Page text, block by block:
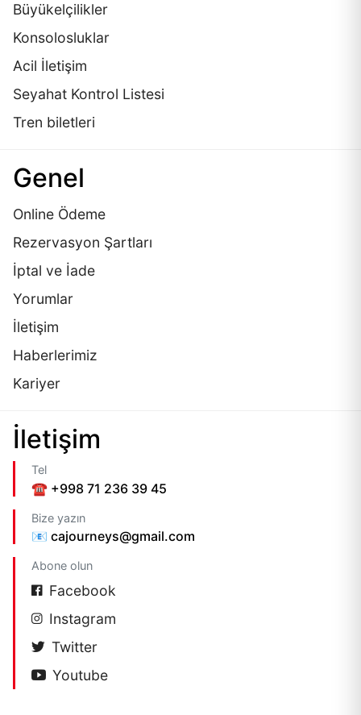
Büyükelçilikler
Konsolosluklar
Acil İletişim
Seyahat Kontrol Listesi
Tren biletleri
Genel
Online Ödeme
Rezervasyon Şartları
İptal ve İade
Yorumlar
İletişim
Haberlerimiz
Kariyer
İletişim
Tel
☎️ +998 71 236 39 45
Bize yazın
📧 cajourneys@gmail.com
Abone olun
Facebook
Instagram
Twitter
Youtube